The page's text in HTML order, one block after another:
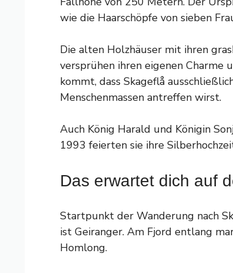
wie die Haarschöpfe von sieben
Die alten Holzhäuser mit ihren
versprühen ihren eigenen Charme
kommt, dass Skageflå
Menschenmassen antreffen wirst.
Auch König Harald und Königin
1993 feierten sie ihre
Das erwartet dich auf
Startpunkt der Wanderung nach
ist Geiranger. Am Fjord entlang
Homlong.